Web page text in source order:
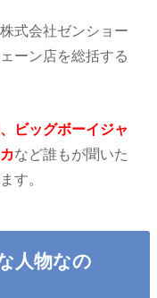
式会社ゼンショー
ーン店を総括する
ビッグボーイジャ
など誰もが聞いた
す。
人物なの